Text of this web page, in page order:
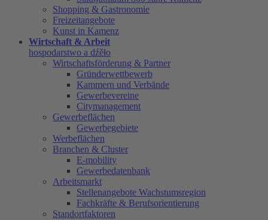
Shopping & Gastronomie
Freizeitangebote
Kunst in Kamenz
Wirtschaft & Arbeit
hospodarstwo a dźěło
Wirtschaftsförderung & Partner
Gründerwettbewerb
Kammern und Verbände
Gewerbevereine
Citymanagement
Gewerbeflächen
Gewerbegebiete
Werbeflächen
Branchen & Cluster
E-mobility
Gewerbedatenbank
Arbeitsmarkt
Stellenangebote Wachstumsregion
Fachkräfte & Berufsorientierung
Standortfaktoren